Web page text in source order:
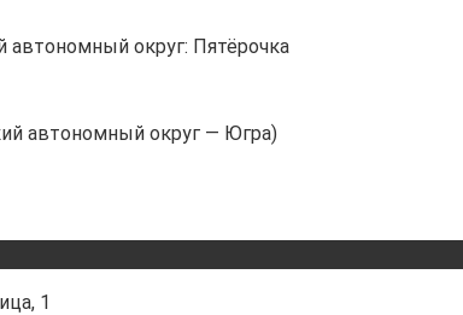
округ: Пятёрочка
автономный округ — Югра)
1